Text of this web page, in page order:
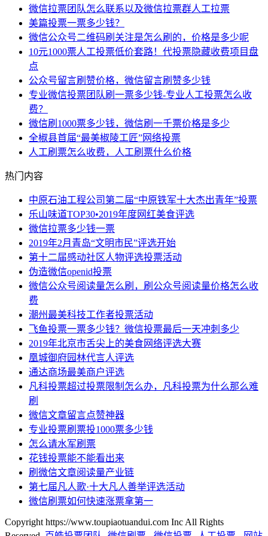
微信拉票团队怎么联系以及微信拉票群人工拉票
美篇投票一票多少钱？
微信公众号二维码刷关注是怎么刷的，价格是多少呢
10元1000票人工投票低价套路！代投票隐藏收费项目盘
点
公众号留言刷赞价格，微信留言刷赞多少钱
专业微信投票团队刷一票多少钱-专业人工投票怎么收
费？
微信刷1000票多少钱，微信刷一千票价格是多少
全椒县首届“最美椒陵工匠”网络投票
人工刷票怎么收费，人工刷票什么价格
热门内容
中原石油工程公司第二届“中原铁军十大杰出青年”投票
乐山味道TOP30•2019年度网红美食评选
微信拉票多少钱一票
2019年2月青岛“文明市民”评选开始
第十二届感动社区人物评选投票活动
伪造微信openid投票
微信公众号阅读量怎么刷，刷公众号阅读量价格怎么收
费
潮州最美科技工作者投票活动
飞鱼投票一票多少钱？微信投票最后一天冲刺多少
2019年北京市舌尖上的美食网络评选大赛
凰城御府园林代言人评选
通达商场最美商户评选
凡科投票超过投票限制怎么办，凡科投票为什么那么难
刷
微信文章留言点赞神器
专业投票刷票投1000票多少钱
怎么请水军刷票
花钱投票能不能看出来
刷微信文章阅读量产业链
第七届凡人歌·十大凡人善举评选活动
微信刷票如何快速涨票拿第一
Copyright https://www.toupiaotuandui.com Inc All Rights